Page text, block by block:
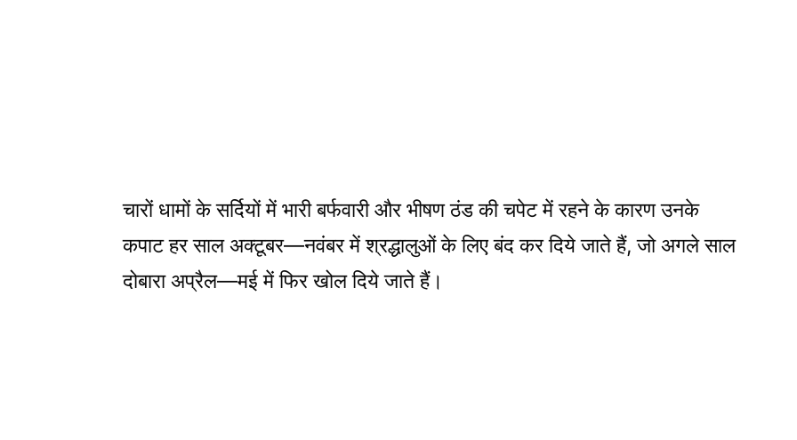
चारों धामों के सर्दियों में भारी बर्फवारी और भीषण ठंड की चपेट में रहने के कारण उनके
कपाट हर साल अक्टूबर—नवंबर में श्रद्धालुओं के लिए बंद कर दिये जाते हैं, जो अगले साल
दोबारा अप्रैल—मई में फिर खोल दिये जाते हैं।